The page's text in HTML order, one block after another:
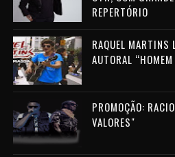
REPERTÓRIO
RAQUEL MARTINS
AUTORAL
PROMOÇÃO:
VALORES"